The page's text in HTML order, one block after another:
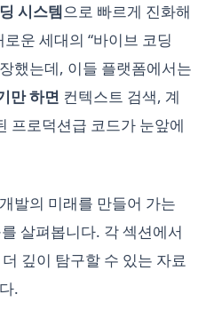
ChatGPT를 결합하세요
LTM-1: A LLM with 5 Million
ChatGPT Without Login
- A Detailed Guide on How
AI Chat Companion
당신의 개인 AI 체팅 도우미
않습니다' 오류 해결하기
- OpenAI 사용 상세 가이드
드는 방법
쉽고 효과적인 방법
해결하는 방법: 자세한 가이드
Best Databases and Tools for
AI
데이터와 생성형 AI를 위한 최
위한 병렬 처리 가이드
Complete Guide with
Guide for Data Science
to File Path Handling
제, 그리고 최적의 방법
Management and
관리 및 패키징 가이드
시스템으로 빠르게 진화해
운 세대의 “바이브 코딩
했는데, 이들 플랫폼에서는
만 하면 컨텍스트 검색, 계
프로덕션급 코드가 눈앞에
발의 미래를 만들어 가는
살펴봅니다. 각 섹션에서
깊이 탐구할 수 있는 자료
.